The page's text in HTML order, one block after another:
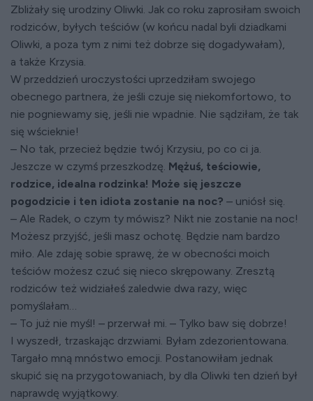
Zbliżały się urodziny Oliwki. Jak co roku zaprosiłam swoich
rodziców, byłych teściów (w końcu nadal byli dziadkami
Oliwki, a poza tym z nimi też dobrze się dogadywałam),
a także Krzysia.
W przeddzień uroczystości uprzedziłam swojego
obecnego partnera, że jeśli czuje się niekomfortowo, to
nie pogniewamy się, jeśli nie wpadnie. Nie sądziłam, że tak
się wścieknie!
– No tak, przecież będzie twój Krzysiu, po co ci ja.
Jeszcze w czymś przeszkodzę. Mężuś, teściowie,
rodzice, idealna rodzinka! Może się jeszcze
pogodzicie i ten idiota zostanie na noc? – uniósł się.
– Ale Radek, o czym ty mówisz? Nikt nie zostanie na noc!
Możesz przyjść, jeśli masz ochotę. Będzie nam bardzo
miło. Ale zdaję sobie sprawę, że w obecności moich
teściów możesz czuć się nieco skrępowany. Zresztą
rodziców też widziałeś zaledwie dwa razy, więc
pomyślałam…
– To już nie myśl! – przerwał mi. – Tylko baw się dobrze!
I wyszedł, trzaskając drzwiami. Byłam zdezorientowana.
Targało mną mnóstwo emocji. Postanowiłam jednak
skupić się na przygotowaniach, by dla Oliwki ten dzień był
naprawdę wyjątkowy.